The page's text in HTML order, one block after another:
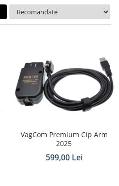
VagCom Premium Cip Arm
2025
599,00 Lei